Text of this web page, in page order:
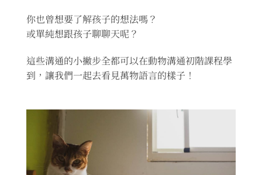
你也曾想要了解孩子的想法嗎？
或單純想跟孩子聊聊天呢？
這些溝通的小撇步全都可以在動物溝通初階課程學
到，讓我們一起去看見萬物語言的樣子！